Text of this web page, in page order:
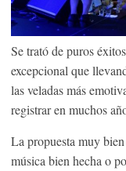
Se trató de puros
excepcional que
las veladas más
registrar en muchos
La propuesta muy
música bien hecha o